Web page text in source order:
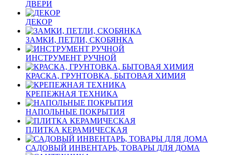
ДВЕРИ
ДЕКОР
ЗАМКИ, ПЕТЛИ, СКОБЯНКА
ИНСТРУМЕНТ РУЧНОЙ
КРАСКА, ГРУНТОВКА, БЫТОВАЯ ХИМИЯ
КРЕПЕЖНАЯ ТЕХНИКА
НАПОЛЬНЫЕ ПОКРЫТИЯ
ПЛИТКА КЕРАМИЧЕСКАЯ
САДОВЫЙ ИНВЕНТАРЬ, ТОВАРЫ ДЛЯ ДОМА